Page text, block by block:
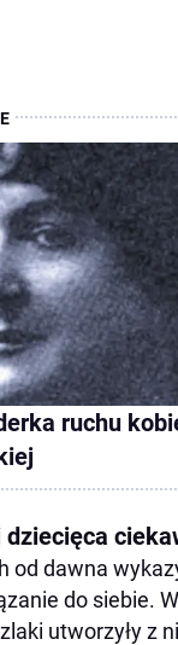
ruchu
od dawna
do siebie.
utworzyły z